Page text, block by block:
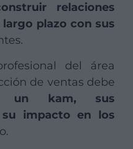
relaciones
plazo con sus
del área
de ventas debe
un kam, sus
su impacto en los